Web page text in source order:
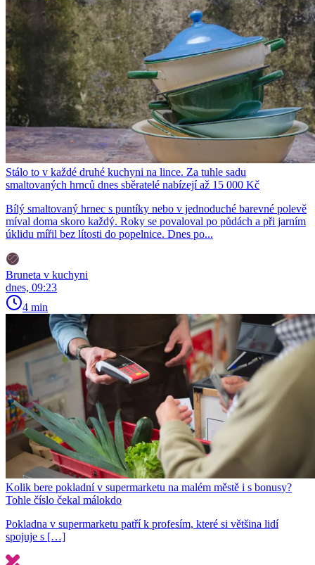
Stálo to v každé druhé kuchyni na lince. Za tuhle sadu
smaltovaných hrnců dnes sběratelé nabízejí až 15 000 Kč
Bílý smaltovaný hrnec s puntíky nebo v jednoduché barevné polevě
míval doma skoro každý. Roky se povaloval po půdách a při jarním
úklidu mířil bez lítosti do popelnice. Dnes po...
Bruneta v kuchyni
dnes, 09:23
4 min
Kolik bere pokladní v supermarketu na malém městě i s bonusy?
Tohle číslo čekal málokdo
Pokladna v supermarketu patří k profesím, které si většina lidí
spojuje s […]